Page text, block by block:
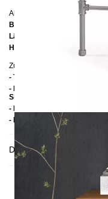
Abmessungen
Breite:
Länge:
Höhe:
Zusätzliche Informationen
- Tischplatte: Eiche
- Pulverbeschichteter Stahl
Silber: glatte Farbe halbmatt)
- Handmade
- Lieferzustand: Montiert
Delivery